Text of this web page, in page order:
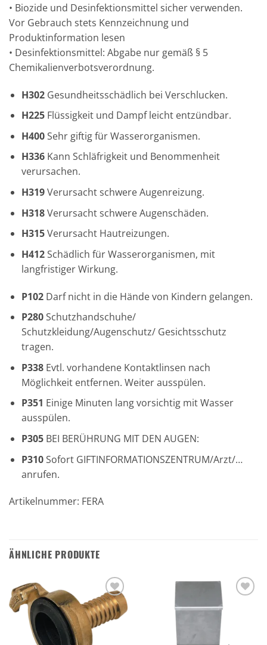
• Biozide und Desinfektionsmittel sicher verwenden.
Vor Gebrauch stets Kennzeichnung und
Produktinformation lesen
• Desinfektionsmittel: Abgabe nur gemäß § 5
Chemikalienverbotsverordnung.
H302Gesundheitsschädlich bei Verschlucken.
H225Flüssigkeit und Dampf leicht entzündbar.
H400Sehr giftig für Wasserorganismen.
H336Kann Schläfrigkeit und Benommenheit
verursachen.
H319Verursacht schwere Augenreizung.
H318Verursacht schwere Augenschäden.
H315Verursacht Hautreizungen.
H412Schädlich für Wasserorganismen, mit
langfristiger Wirkung.
P102Darf nicht in die Hände von Kindern gelangen.
P280Schutzhandschuhe/
Schutzkleidung/Augenschutz/ Gesichtsschutz
tragen.
P338Evtl. vorhandene Kontaktlinsen nach
Möglichkeit entfernen. Weiter ausspülen.
P351 Einige Minuten lang vorsichtig mit Wasser
ausspülen.
P305BEI BERÜHRUNG MIT DEN AUGEN:
P310Sofort GIFTINFORMATIONSZENTRUM/Arzt/…
anrufen.
Artikelnummer: FERA
ÄHNLICHE PRODUKTE
Zu den
Favoriten
hinzufügen
Zu den
Favoriten
hinzufügen